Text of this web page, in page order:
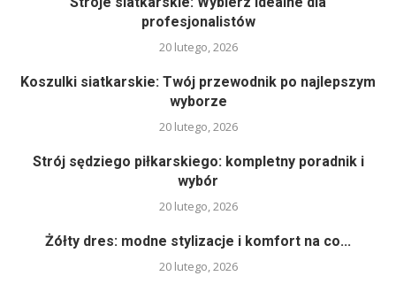
profesjonalistów
20 lutego, 2026
Koszulki siatkarskie: Twój przewodnik po najlepszym
wyborze
20 lutego, 2026
Strój sędziego piłkarskiego: kompletny poradnik i
wybór
20 lutego, 2026
Żółty dres: modne stylizacje i komfort na co...
20 lutego, 2026